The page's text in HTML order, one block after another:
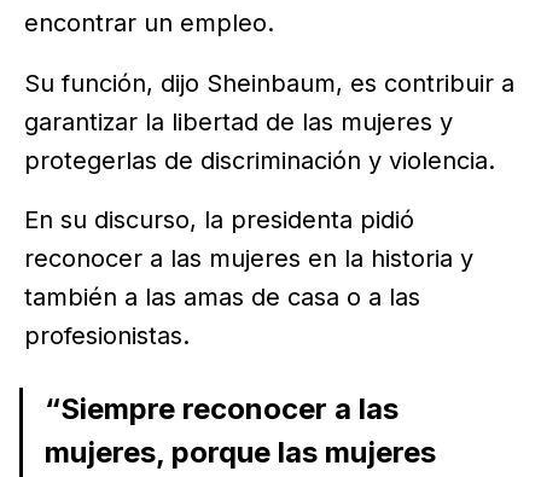
encontrar un empleo.
Su función, dijo Sheinbaum, es contribuir a
garantizar la libertad de las mujeres y
protegerlas de discriminación y violencia.
En su discurso, la presidenta pidió
reconocer a las mujeres en la historia y
también a las amas de casa o a las
profesionistas.
“Siempre reconocer a las
mujeres, porque las mujeres